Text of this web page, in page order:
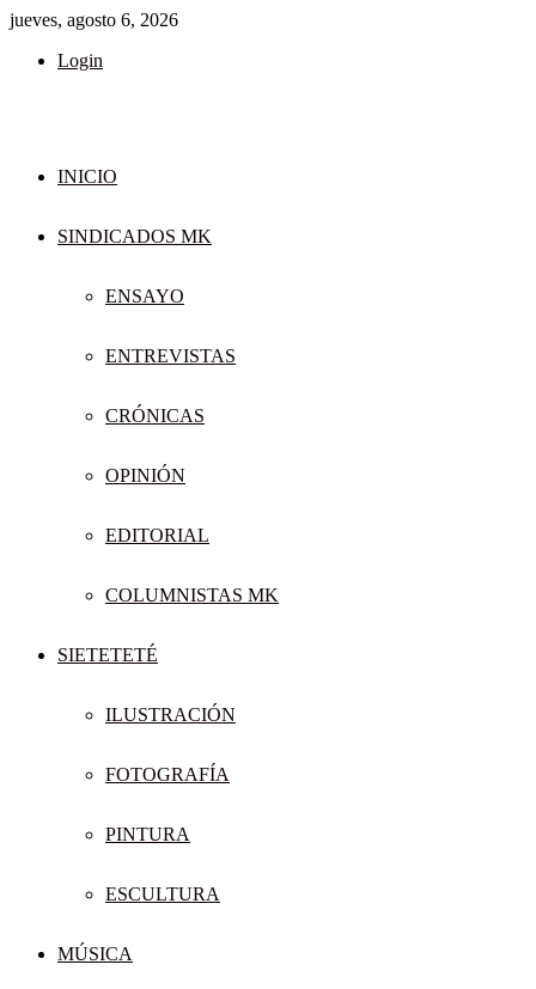
jueves, agosto 6, 2026
Login
INICIO
SINDICADOS MK
ENSAYO
ENTREVISTAS
CRÓNICAS
OPINIÓN
EDITORIAL
COLUMNISTAS MK
SIETETETÉ
ILUSTRACIÓN
FOTOGRAFÍA
PINTURA
ESCULTURA
MÚSICA